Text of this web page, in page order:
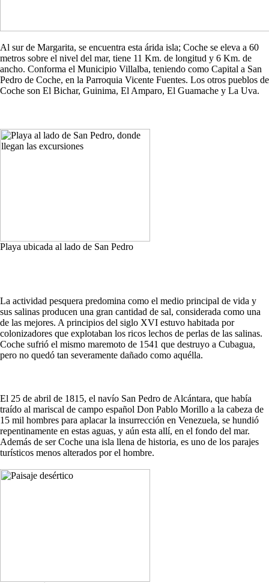
Al sur de Margarita, se encuentra esta árida isla; Coche se eleva a 60
metros sobre el nivel del mar, tiene 11 Km. de longitud y 6 Km. de
ancho. Conforma el Municipio Villalba, teniendo como Capital a San
Pedro de Coche, en la Parroquia Vicente Fuentes. Los otros pueblos de
Coche son El Bichar, Guinima, El Amparo, El Guamache y La Uva.
Playa ubicada al lado de San Pedro
La actividad pesquera predomina como el medio principal de vida y
sus salinas producen una gran cantidad de sal, considerada como una
de las mejores. A principios del siglo XVI estuvo habitada por
colonizadores que explotaban los ricos lechos de perlas de las salinas.
Coche sufrió el mismo maremoto de 1541 que destruyo a Cubagua,
pero no quedó tan severamente dañado como aquélla.
El 25 de abril de 1815, el navío San Pedro de Alcántara, que había
traído al mariscal de campo español Don Pablo Morillo a la cabeza de
15 mil hombres para aplacar la insurrección en Venezuela, se hundió
repentinamente en estas aguas, y aún esta allí, en el fondo del mar.
Además de ser Coche una isla llena de historia, es uno de los parajes
turísticos menos alterados por el hombre.